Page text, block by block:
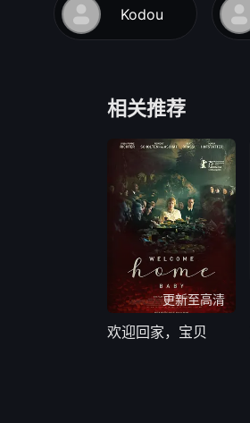
Kodou
相关推荐
更新至高清
欢迎回家，宝贝